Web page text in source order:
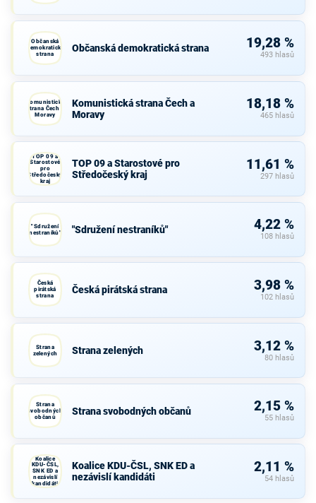
Občanská
demokratická
strana
Občanská demokratická strana 19,28 %
493 hlasů
Komunistická
strana Čech a
Moravy
Komunistická strana Čech a
Moravy
18,18 %
465 hlasů
TOP 09 a
Starostové
pro
Středočeský
kraj
TOP 09 a Starostové pro
Středočeský kraj
11,61 %
297 hlasů
"Sdružení
nestraníků"
"Sdružení nestraníků" 4,22 %
108 hlasů
Česká
pirátská
strana
Česká pirátská strana 3,98 %
102 hlasů
Strana
zelených
Strana zelených 3,12 %
80 hlasů
Strana
svobodných
občanů
Strana svobodných občanů 2,15 %
55 hlasů
Koalice
KDU-ČSL,
SNK ED a
nezávislí
kandidáti
Koalice KDU-ČSL, SNK ED a
nezávislí kandidáti
2,11 %
54 hlasů